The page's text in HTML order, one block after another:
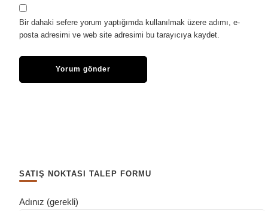
Bir dahaki sefere yorum yaptığımda kullanılmak üzere adımı, e-
posta adresimi ve web site adresimi bu tarayıcıya kaydet.
SATIŞ NOKTASI TALEP FORMU
Adınız (gerekli)